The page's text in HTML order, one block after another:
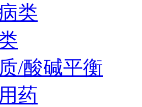
类
/酸碱平衡
药